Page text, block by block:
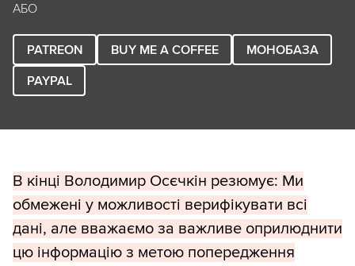
АБО
PATREON BUY ME A COFFEE
МОНОБАЗА
PAYPAL
В кінці Володимир Осєчкін резюмує: Ми
обмежені у можливості верифікувати всі
дані, але вважаємо за важливе оприлюднити
цю інформацію з метою попередження